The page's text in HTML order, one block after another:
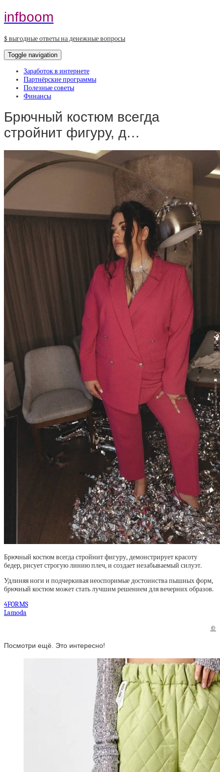
infboom
$ выгодные ответы на денежные вопросы
Toggle navigation
Заработок в интернете
Партнёрские программы
Полезные советы
Финансы
Брючный костюм всегда
стройнит фигуру, д…
Брючный костюм всегда стройнит фигуру, демонстрирует красоту
бедер, рисует строгую линию плеч, и создает незабываемый силуэт.
Удлиняя ноги и подчеркивая неоспоримые достоинства пышных форм,
брючный костюм может стать лучшим решением для вечерних образов.
4FORMS
Lamoda
©
Посмотри ещё. Это интересно!